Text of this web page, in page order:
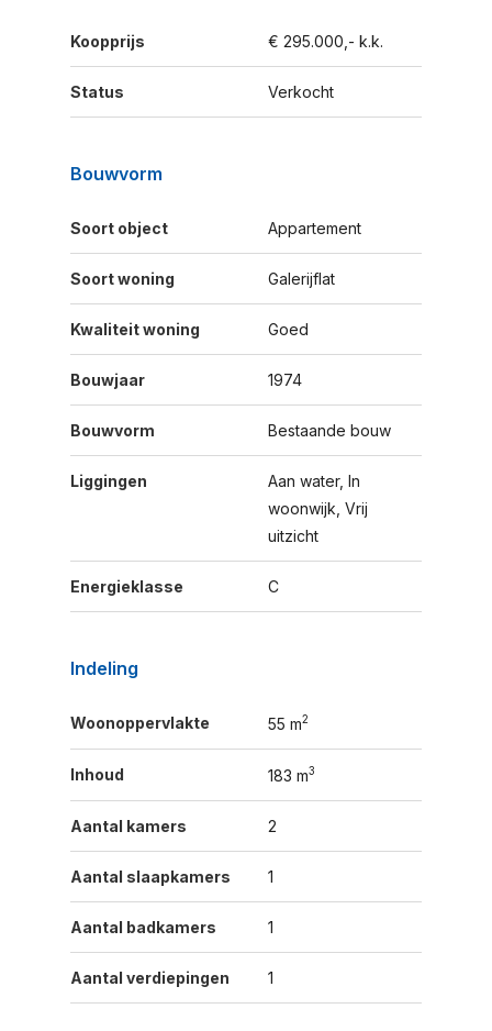
Koopprijs € 295.000,- k.k.
Status Verkocht
Bouwvorm
Soort object Appartement
Soort woning Galerijflat
Kwaliteit woning Goed
Bouwjaar 1974
Bouwvorm Bestaande bouw
Liggingen
Aan water, In
woonwijk, Vrij
uitzicht
Energieklasse C
Indeling
Woonoppervlakte 55 m2
Inhoud 183 m3
Aantal kamers 2
Aantal slaapkamers 1
Aantal badkamers 1
Aantal verdiepingen 1